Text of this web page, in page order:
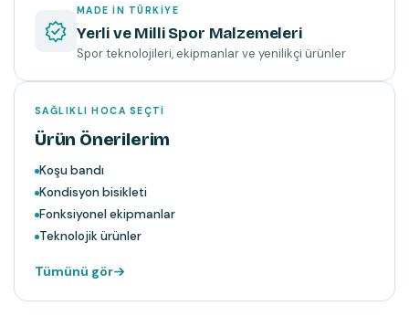
MADE IN TÜRKIYE
Yerli ve Milli Spor Malzemeleri
Spor teknolojileri, ekipmanlar ve yenilikçi ürünler
SAĞLIKLI HOCA SEÇTI
Ürün Önerilerim
Koşu bandı
Kondisyon bisikleti
Fonksiyonel ekipmanlar
Teknolojik ürünler
Tümünü gör